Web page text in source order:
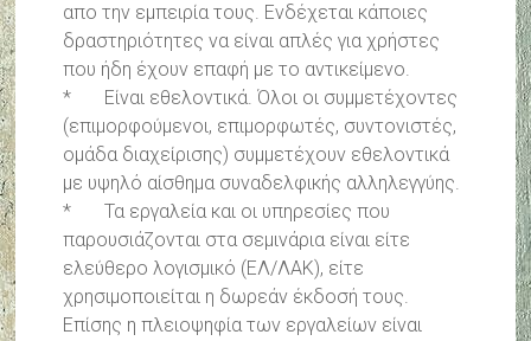
απο την εμπειρία τους. Ενδέχεται κάποιες
δραστηριότητες να είναι απλές για χρήστες
που ήδη έχουν επαφή με το αντικείμενο.
* Είναι εθελοντικά. Όλοι οι συμμετέχοντες
(επιμορφούμενοι, επιμορφωτές, συντονιστές,
ομάδα διαχείρισης) συμμετέχουν εθελοντικά
με υψηλό αίσθημα συναδελφικής αλληλεγγύης.
* Τα εργαλεία και οι υπηρεσίες που
παρουσιάζονται στα σεμινάρια είναι είτε
ελεύθερο λογισμικό (ΕΛ/ΛΑΚ), είτε
χρησιμοποιείται η δωρεάν έκδοσή τους.
Επίσης η πλειοψηφία των εργαλείων είναι